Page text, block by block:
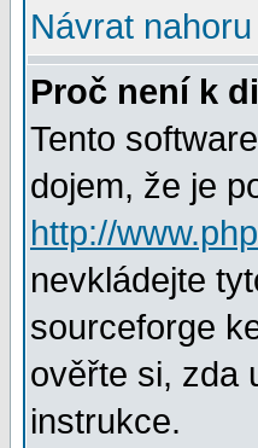
Návrat nahoru
Proč není k
Tento
dojem, že je
http://
nevkládejte
sourceforge
ověřte si, zda
instrukce.